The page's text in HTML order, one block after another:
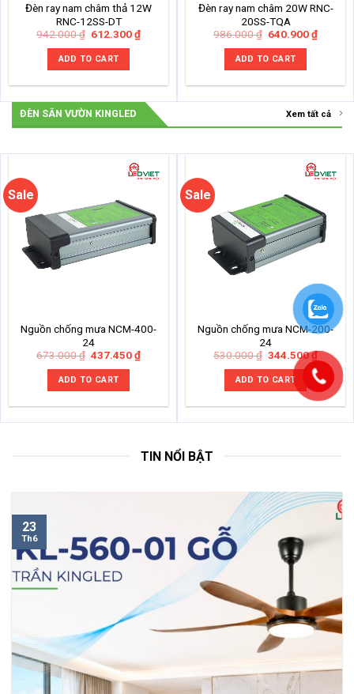
Đèn ray nam châm thả 12W
RNC-12SS-DT
942.000₫ Original
was:
942.000 ₫.
612.300₫Current
ADD TO CART
Đèn ray nam châm 20W RNC-
20SS-TQA
986.000₫ Original
was:
986.000 ₫.
640.900₫Current
ADD TO CART
ĐÈN SÂN VƯỜN KINGLED Xem tất cả
Sale
Nguồn chống mưa NCM-400-
24
673.000₫ Original
was:
673.000 ₫.
437.450₫Current
ADD TO CART
Sale
Nguồn chống mưa NCM-200-
24
530.000₫ Original
was:
530.000 ₫.
344.500₫Current
price
is:
ADD TO CART
TIN NỔI BẬT
23
Th6